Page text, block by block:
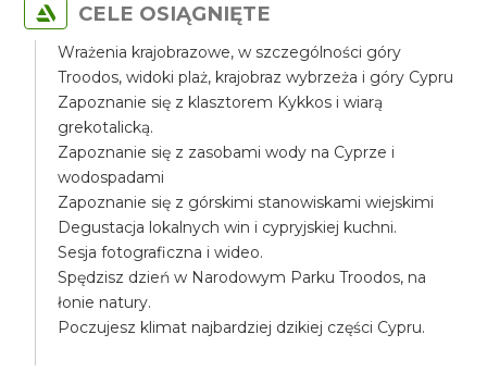
CELE OSIĄGNIĘTE
Wrażenia krajobrazowe, w szczególności góry
Troodos, widoki plaż, krajobraz wybrzeża i góry Cypru
Zapoznanie się z klasztorem Kykkos i wiarą
grekotalicką.
Zapoznanie się z zasobami wody na Cyprze i
wodospadami
Zapoznanie się z górskimi stanowiskami wiejskimi
Degustacja lokalnych win i cypryjskiej kuchni.
Sesja fotograficzna i wideo.
Spędzisz dzień w Narodowym Parku Troodos, na
łonie natury.
Poczujesz klimat najbardziej dzikiej części Cypru.